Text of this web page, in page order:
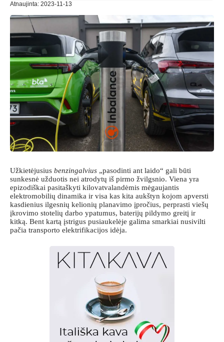
Atnaujinta: 2023-11-13
Užkietėjusius benzingalvius „pasodinti ant laido“ gali būti
sunkesnė užduotis nei atrodytų iš pirmo žvilgsnio. Viena yra
epizodiškai pasitaškyti kilovatvalandėmis mėgaujantis
elektromobilių dinamika ir visa kas kita aukštyn kojom apversti
kasdienius ilgesnių kelionių planavimo įpročius, perprasti viešų
įkrovimo stotelių darbo ypatumus, baterijų pildymo greitį ir
kitką. Bent kartą įstrigus pusiaukelėje galima smarkiai nusivilti
pačia transporto elektrifikacijos idėja.